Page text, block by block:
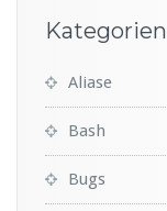
Kategorien
Aliase
Bash
Bugs